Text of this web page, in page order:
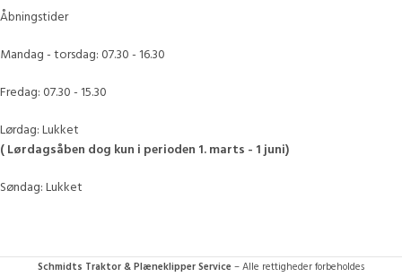
Åbningstider
Mandag - torsdag: 07.30 - 16.30
Fredag: 07.30 - 15.30
Lørdag: Lukket
( Lørdagsåben dog kun i perioden 1. marts - 1 juni)
Søndag: Lukket
Schmidts Traktor & Plæneklipper Service – Alle rettigheder forbeholdes